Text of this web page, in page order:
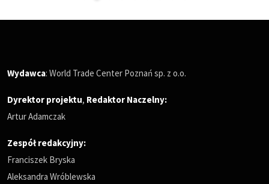
Wydawca: World Trade Center Poznań sp. z o.o.
Dyrektor projektu, Redaktor Naczelny:
Artur Adamczak
Zespół redakcyjny:
Franciszek Bryska
Aleksandra Wróblewska